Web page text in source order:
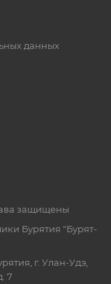
данных
защищены
Бурятия "Бурят-
г. Улан-Удэ,
7